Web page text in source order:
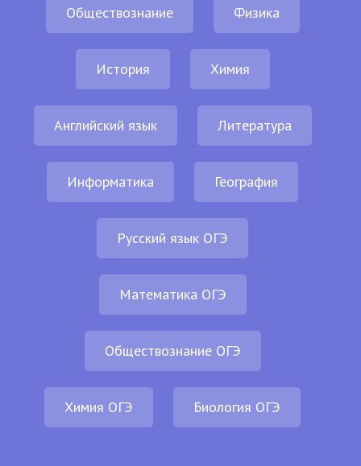
Обществознание Физика
История Химия
Английский язык Литература
Информатика География
Русский язык ОГЭ
Математика ОГЭ
Обществознание ОГЭ
Химия ОГЭ Биология ОГЭ